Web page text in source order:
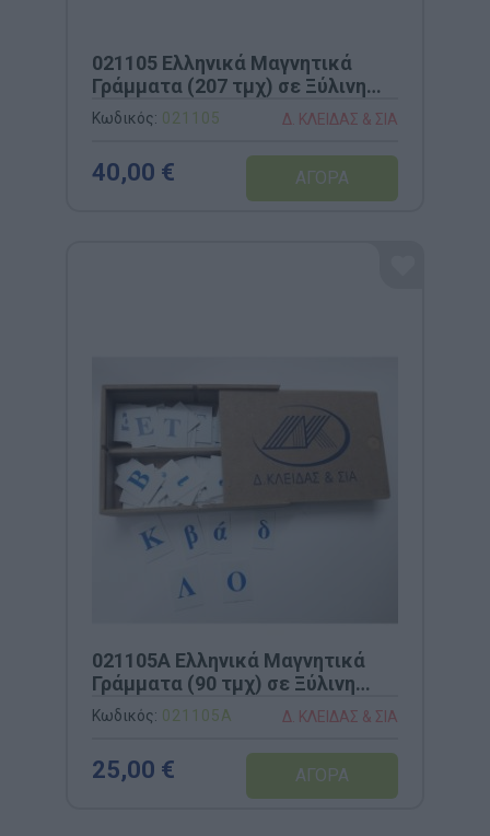
021105 Ελληνικά Μαγνητικά
Γράμματα (207 τμχ) σε Ξύλινη
Κασετίνα
Κωδικός: 021105 Δ. ΚΛΕΙΔΑΣ & ΣΙΑ
40,00 €
021105A Ελληνικά Μαγνητικά
Γράμματα (90 τμχ) σε Ξύλινη
Κασετίνα
Κωδικός: 021105A Δ. ΚΛΕΙΔΑΣ & ΣΙΑ
25,00 €